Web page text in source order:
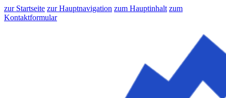
zur Startseite zur Hauptnavigation zum Hauptinhalt zum
Kontaktformular